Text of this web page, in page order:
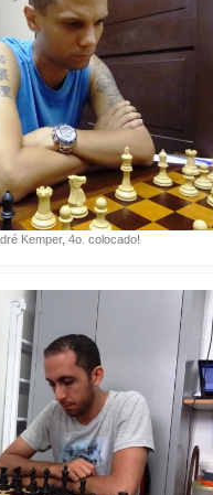
Kemper, 4o. colocado!